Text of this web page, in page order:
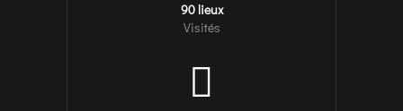
90 lieux
Visités